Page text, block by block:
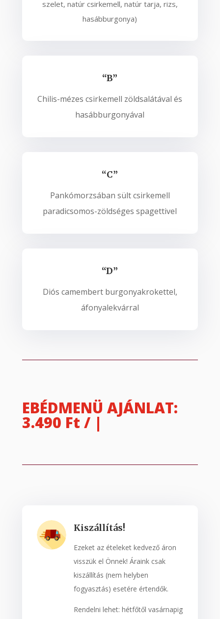
szelet, natúr csirkemell, natúr tarja, rizs,
hasábburgonya)
“B”
Chilis-mézes csirkemell zöldsalátával és
hasábburgonyával
“C”
Pankómorzsában sült csirkemell
paradicsomos-zöldséges spagettivel
“D”
Diós camembert burgonyakrokettel,
áfonyalekvárral
EBÉDMENÜ AJÁNLAT:
3.490 Ft / ada
Kiszállítás!
Ezeket az ételeket kedvező áron
visszük el Önnek! Áraink csak
kiszállítás (nem helyben
fogyasztás) esetére értendők.
Rendelni lehet: hétfőtől vasárnapig